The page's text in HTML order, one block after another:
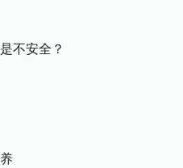
不安全？